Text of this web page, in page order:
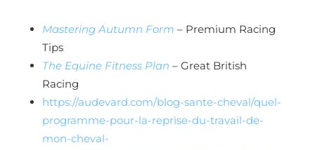
Mastering Autumn Form – Premium Racing
Tips
The Equine Fitness Plan – Great British
Racing
https://audevard.com/blog-sante-cheval/quel-
programme-pour-la-reprise-du-travail-de-
mon-cheval-